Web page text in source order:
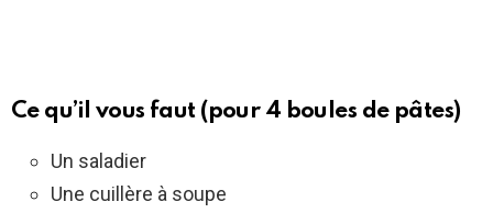
Ce qu’il vous faut (pour 4 boules de pâtes)
Un saladier
Une cuillère à soupe